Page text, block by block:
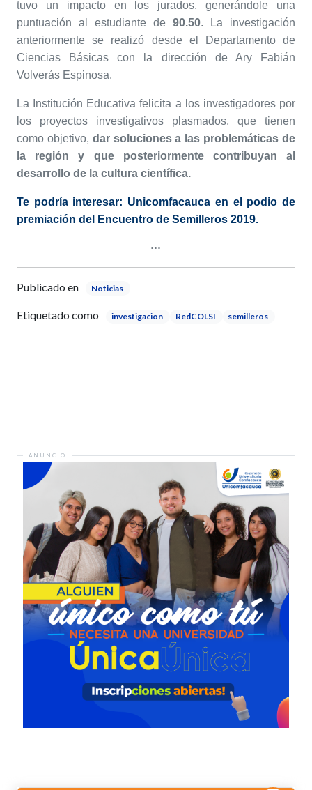
tuvo un impacto en los jurados, generándole una
puntuación al estudiante de 90.50. La investigación
anteriormente se realizó desde el Departamento de
Ciencias Básicas con la dirección de Ary Fabián
Volverás Espinosa.
La Institución Educativa felicita a los investigadores por
los proyectos investigativos plasmados, que tienen
como objetivo, dar soluciones a las problemáticas de
la región y que posteriormente contribuyan al
desarrollo de la cultura científica.
Te podría interesar: Unicomfacauca en el podio de
premiación del Encuentro de Semilleros 2019.
Publicado en Noticias
Etiquetado como investigacion RedCOLSI semilleros